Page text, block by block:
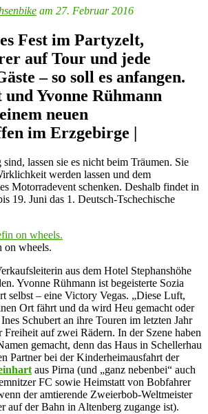
am 27. Februar 2016
Fest im Partyzelt,
auf Tour und jede
– so soll es anfangen.
und Yvonne Rühmann
neuen
im Erzgebirge |
lassen sie es nicht beim Träumen. Sie
werden lassen und dem
Motorradevent schenken. Deshalb findet in
19. Juni das 1. Deutsch-Tschechische
on wheels.
aus dem Hotel Stephanshöhe
Yvonne Rühmann ist begeisterte Sozia
selbst – eine Victory Vegas. „Diese Luft,
Ort fährt und da wird Heu gemacht oder
Schubert an ihre Touren im letzten Jahr
auf zwei Rädern. In der Szene haben
gemacht, denn das Haus in Schellerhau
Partner bei der Kinderheimausfahrt der
aus Pirna (und „ganz nebenbei“ auch
FC sowie Heimstatt von Bobfahrer
der amtierende Zweierbob-Weltmeister
auf der Bahn in Altenberg zugange ist).